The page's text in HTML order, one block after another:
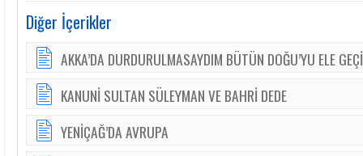
Diğer İçerikler
AKKA’DA DURDURULMASAYDIM BÜTÜN DOĞU’YU ELE
KANUNİ SULTAN SÜLEYMAN VE BAHRİ DEDE
YENİÇAĞ’DA AVRUPA